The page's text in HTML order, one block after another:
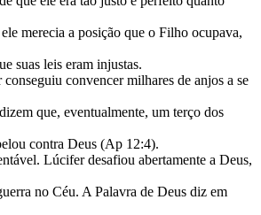
merecia a posição que o Filho ocupava,
suas leis eram injustas.
convencer milhares de anjos a se
que, eventualmente, um terço dos
contra Deus (Ap 12:4).
Lúcifer desafiou abertamente a Deus,
no Céu. A Palavra de Deus diz em